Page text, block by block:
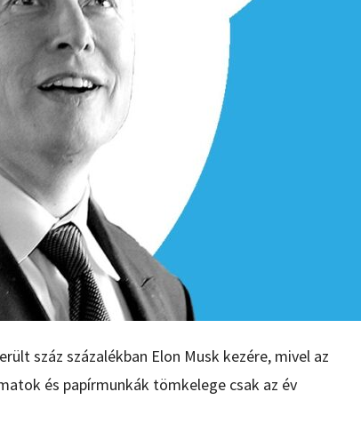
száz százalékban Elon Musk kezére, mivel az
és papírmunkák tömkelege csak az év